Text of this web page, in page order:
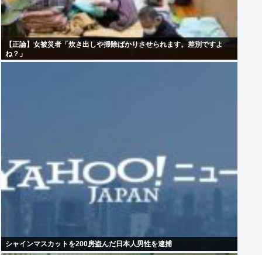
【正論】女被災者「炊き出しや掃除ばかりさせられます。差別ですよ
ね？」
シャインマスカットを200房盗んだ日本人男性を逮捕